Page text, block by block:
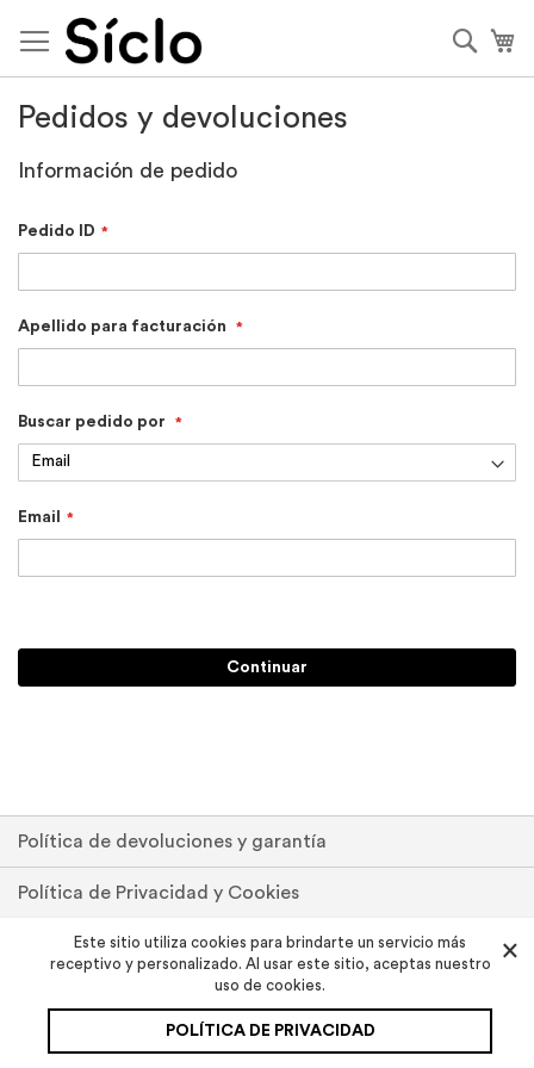
Este sitio utiliza cookies para brindarte un servicio más
receptivo y personalizado. Al usar este sitio, aceptas nuestro
uso de cookies.
POLÍTICA DE PRIVACIDAD
×
al
contenido
Pedidos y devoluciones
Información de pedido
Pedido ID
Apellido para facturación
Buscar pedido por
Email
Continuar
Política de devoluciones y garantía
Política de Privacidad y Cookies
Pedidos y devoluciones